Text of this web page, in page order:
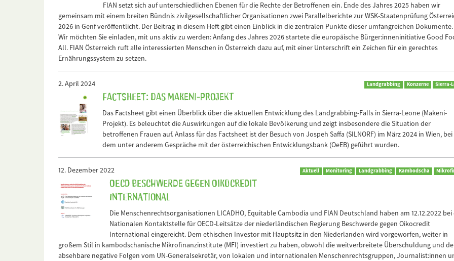
FIAN setzt sich auf unterschiedlichen Ebenen für die Rechte der Betroffenen ein. Ende des Jahres 2025 haben wir
gemeinsam mit einem breiten Bündnis zivilgesellschaftlicher Organisationen zwei Parallelberichte zur WSK-Staatenprüfung
2026 in Genf veröffentlicht. Der Beitrag in diesem Heft gibt einen Einblick in die zentralen Punkte dieser umfangreichen Dokumente.
Wir möchten Sie einladen, mit uns aktiv zu werden: Anfang des Jahres 2026 startete die europäische Bürger:inneninitiative Good
All. FIAN Österreich ruft alle interessierten Menschen in Österreich dazu auf, mit einer Unterschrift ein Zeichen für ein gerechtes
Ernährungssystem zu setzen.
2. April 2024 Landgrabbing Konzerne Sierra-
Factsheet: Das Makeni-Projekt
Das Factsheet gibt einen Überblick über die aktuellen Entwicklung des Landgrabbing-Falls in Sierra-Leone (Makeni-
Projekt). Es beleuchtet die Auswirkungen auf die lokale Bevölkerung und zeigt insbesondere die Situation der
betroffenen Frauen auf. Anlass für das Factsheet ist der Besuch von Jospeh Saffa (SILNORF) im März 2024 in Wien, bei
dem unter anderem Gespräche mit der österreichischen Entwicklungsbank (OeEB) geführt wurden.
12. Dezember 2022 Aktuell Monitoring Landgrabbing Kambodscha
OECD Beschwerde gegen Oikocredit
International
Die Menschenrechtsorganisationen LICADHO, Equitable Cambodia und FIAN Deutschland haben am 12.12.2022 bei
Nationalen Kontaktstelle für OECD-Leitsätze der niederländischen Regierung Beschwerde gegen Oikocredit
International eingereicht. Dem ethischen Investor mit Hauptsitz in den Niederlanden wird vorgeworfen, weiter in
großem Stil in kambodschanische Mikrofinanzinstitute (MFI) investiert zu haben, obwohl die weitverbreitete Überschuldung und
absehbare negative Folgen vom UN-Generalsekretär, von lokalen und internationalen Menschenrechtsgruppen, Journalist:innen